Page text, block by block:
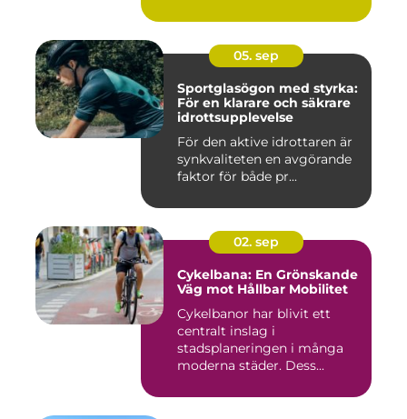
05. sep
Sportglasögon med styrka:
För en klarare och säkrare
idrottsupplevelse
För den aktive idrottaren är
synkvaliteten en avgörande
faktor för både pr...
02. sep
Cykelbana: En Grönskande
Väg mot Hållbar Mobilitet
Cykelbanor har blivit ett
centralt inslag i
stadsplaneringen i många
moderna städer. Dess...